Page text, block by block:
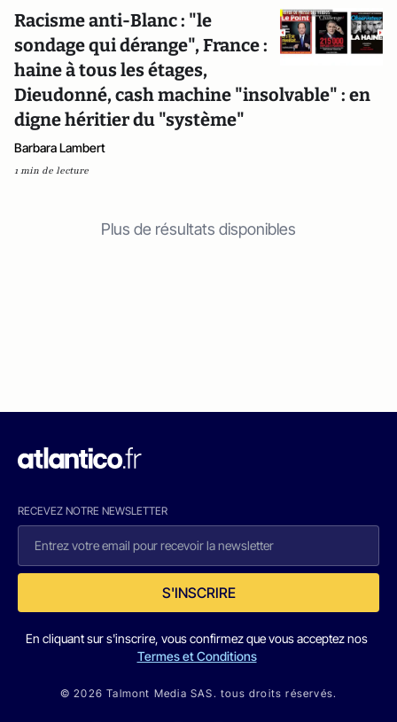
Racisme anti-Blanc : "le
sondage qui dérange", France :
haine à tous les étages,
Dieudonné, cash machine "insolvable" : en
digne héritier du "système"
Barbara Lambert
1 min de lecture
Plus de résultats disponibles
RECEVEZ NOTRE NEWSLETTER
S'INSCRIRE
En cliquant sur s'inscrire, vous confirmez que vous acceptez nos
Termes et Conditions
© 2026 Talmont Media SAS. tous droits réservés.